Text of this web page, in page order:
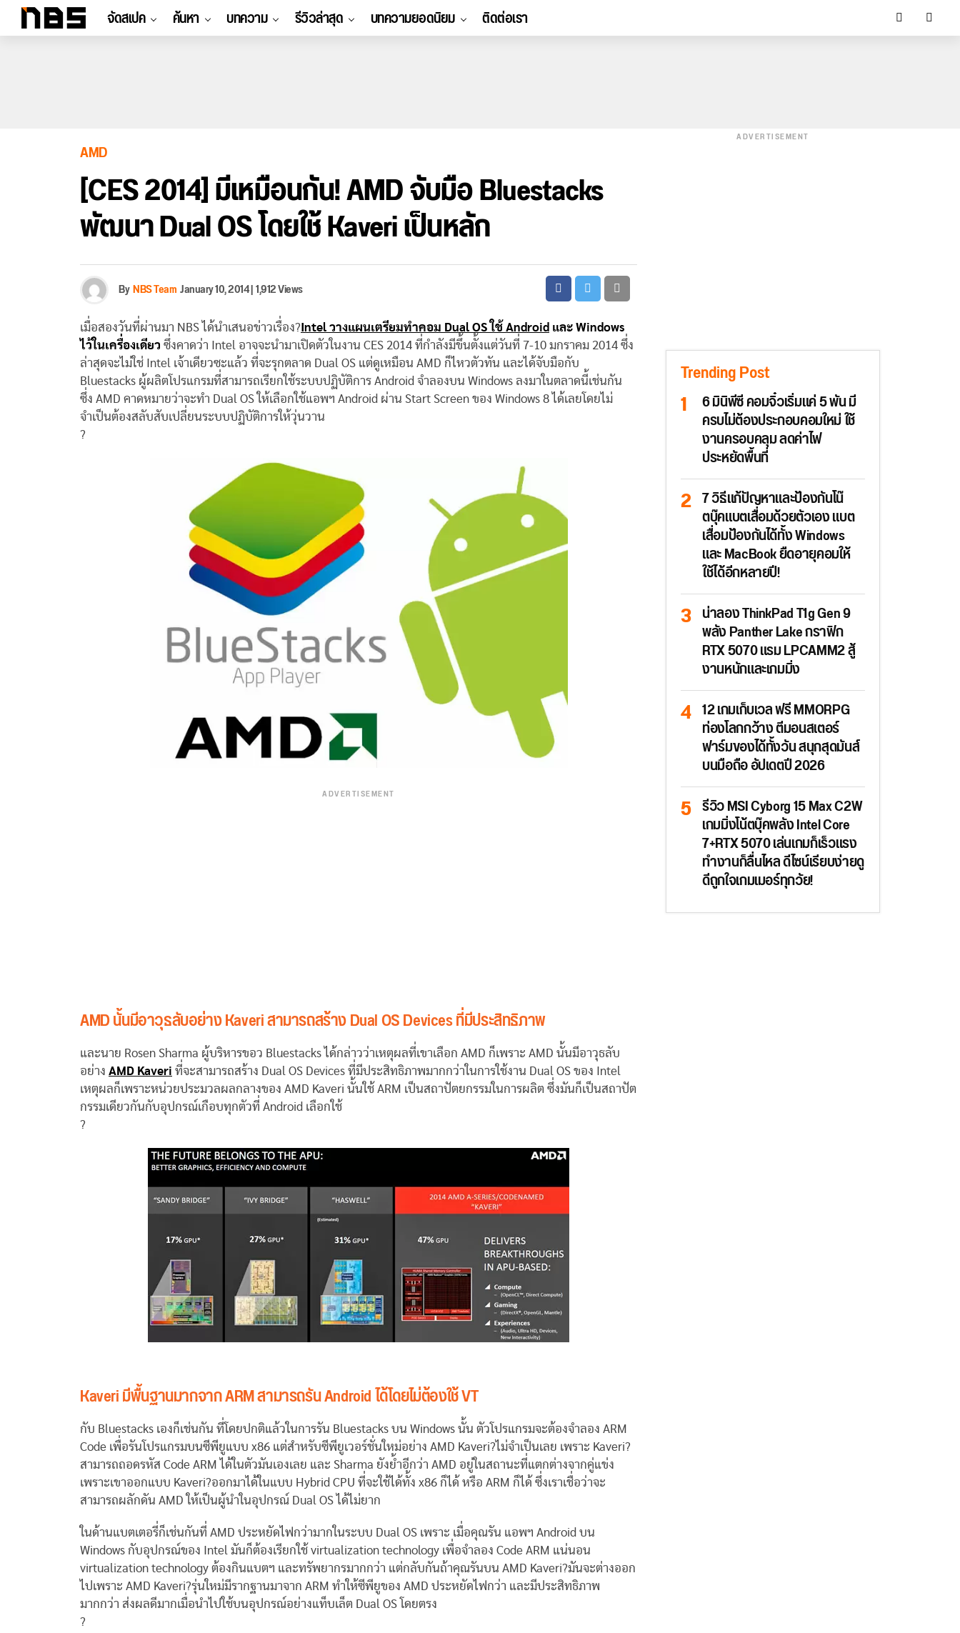
จัดสเปค ค้นหา บทความ รีวิวล่าสุด บทความยอดนิยม ติดต่อเรา
AMD
[CES 2014] มีเหมือนกัน! AMD จับมือ Bluestacks
พัฒนา Dual OS โดยใช้ Kaveri เป็นหลัก
ByNBS TeamJanuary 10, 2014|1,912 Views
เมื่อสองวันที่ผ่านมา NBS ได้นำเสนอข่าวเรื่อง? Intel วางแผนเตรียมทำคอม Dual OS ใช้ Android และ Windows
ไว้ในเครื่องเดียว ซึ่งคาดว่า Intel อาจจะนำมาเปิดตัวในงาน CES 2014 ที่กำลังมีขึ้นตั้งแต่วันที่ 7-10 มกราคม 2014 ซึ่ง
ล่าสุดจะไม่ใช่ Intel เจ้าเดียวซะแล้ว ที่จะรุกตลาด Dual OS แต่ดูเหมือน AMD ก็ไหวตัวทัน และได้จับมือกับ
Bluestacks ผู้ผลิตโปรแกรมที่สามารถเรียกใช้ระบบปฏิบัติการ Android จำลองบน Windows ลงมาในตลาดนี้เช่นกัน
ซึ่ง AMD คาดหมายว่าจะทำ Dual OS ให้เลือกใช้แอพฯ Android ผ่าน Start Screen ของ Windows 8 ได้เลยโดยไม่
จำเป็นต้องสลับสับเปลี่ยนระบบปฏิบัติการให้วุ่นวาน
?
ADVERTISEMENT
AMD นั้นมีอาวุธลับอย่าง Kaveri สามารถสร้าง Dual OS Devices ที่มีประสิทธิภาพ
และนาย Rosen Sharma ผู้บริหารขอว Bluestacks ได้กล่าวว่าเหตุผลที่เขาเลือก AMD ก็เพราะ AMD นั้นมีอาวุธลับ
อย่าง AMD Kaveri ที่จะสามารถสร้าง Dual OS Devices ที่มีประสิทธิภาพมากกว่าในการใช้งาน Dual OS ของ Intel
เหตุผลก็เพราะหน่วยประมวลผลกลางของ AMD Kaveri นั้นใช้ ARM เป็นสถาปัตยกรรมในการผลิต ซึ่งมันก็เป็นสถาปัต
กรรมเดียวกันกับอุปกรณ์เกือบทุกตัวที่ Android เลือกใช้
?
Kaveri มีพื้นฐานมากจาก ARM สามารถรัน Android ได้โดยไม่ต้องใช้ VT
กับ Bluestacks เองก็เช่นกัน ที่โดยปกติแล้วในการรัน Bluestacks บน Windows นั้น ตัวโปรแกรมจะต้องจำลอง ARM
Code เพื่อรันโปรแกรมบนซีพียูแบบ x86 แต่สำหรับซีพียูเวอร์ชั่นใหม่อย่าง AMD Kaveri?ไม่จำเป็นเลย เพราะ Kaveri?
สามารถถอดรหัส Code ARM ได้ในตัวมันเองเลย และ Sharma ยังย้ำอีกว่า AMD อยู่ในสถานะที่แตกต่างจากคู่แข่ง
เพราะเขาออกแบบ Kaveri?ออกมาได้ในแบบ Hybrid CPU ที่จะใช้ได้ทั้ง x86 ก็ได้ หรือ ARM ก็ได้ ซึ่งเราเชื่อว่าจะ
สามารถผลักดัน AMD ให้เป็นผู้นำในอุปกรณ์ Dual OS ได้ไม่ยาก
ในด้านแบตเตอรี่ก็เช่นกันที่ AMD ประหยัดไฟกว่ามากในระบบ Dual OS เพราะ เมื่อคุณรัน แอพฯ Android บน
Windows กับอุปกรณ์ของ Intel มันก็ต้องเรียกใช้ virtualization technology เพื่อจำลอง Code ARM แน่นอน
virtualization technology ต้องกินแบตฯ และทรัพยากรมากกว่า แต่กลับกันถ้าคุณรันบน AMD Kaveri?มันจะต่างออก
ไปเพราะ AMD Kaveri?รุ่นใหม่มีรากฐานมาจาก ARM ทำให้ซีพียูของ AMD ประหยัดไฟกว่า และมีประสิทธิภาพ
มากกว่า ส่งผลดีมากเมื่อนำไปใช้บนอุปกรณ์อย่างแท็บเล็ต Dual OS โดยตรง
?
ADVERTISEMENT
Trending Post
6 มินิพีซี คอมจิ๋วเริ่มแค่ 5 พัน มี
ครบไม่ต้องประกอบคอมใหม่ ใช้
งานครอบคลุม ลดค่าไฟ
ประหยัดพื้นที่
7 วิธีแก้ปัญหาและป้องกันโน๊
ตบุ๊คแบตเสื่อมด้วยตัวเอง แบต
เสื่อมป้องกันได้ทั้ง Windows
และ MacBook ยืดอายุคอมให้
ใช้ได้อีกหลายปี!
น่าลอง ThinkPad T1g Gen 9
พลัง Panther Lake กราฟิก
RTX 5070 แรม LPCAMM2 สู้
งานหนักและเกมมิ่ง
12 เกมเก็บเวล ฟรี MMORPG
ท่องโลกกว้าง ตีมอนสเตอร์
ฟาร์มของได้ทั้งวัน สนุกสุดมันส์
บนมือถือ อัปเดตปี 2026
รีวิว MSI Cyborg 15 Max C2W
เกมมิ่งโน้ตบุ๊คพลัง Intel Core
7+RTX 5070 เล่นเกมก็เร็วแรง
ทำงานก็ลื่นไหล ดีไซน์เรียบง่ายดู
ดีถูกใจเกมเมอร์ทุกวัย!